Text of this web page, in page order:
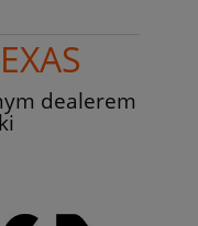
dealerem